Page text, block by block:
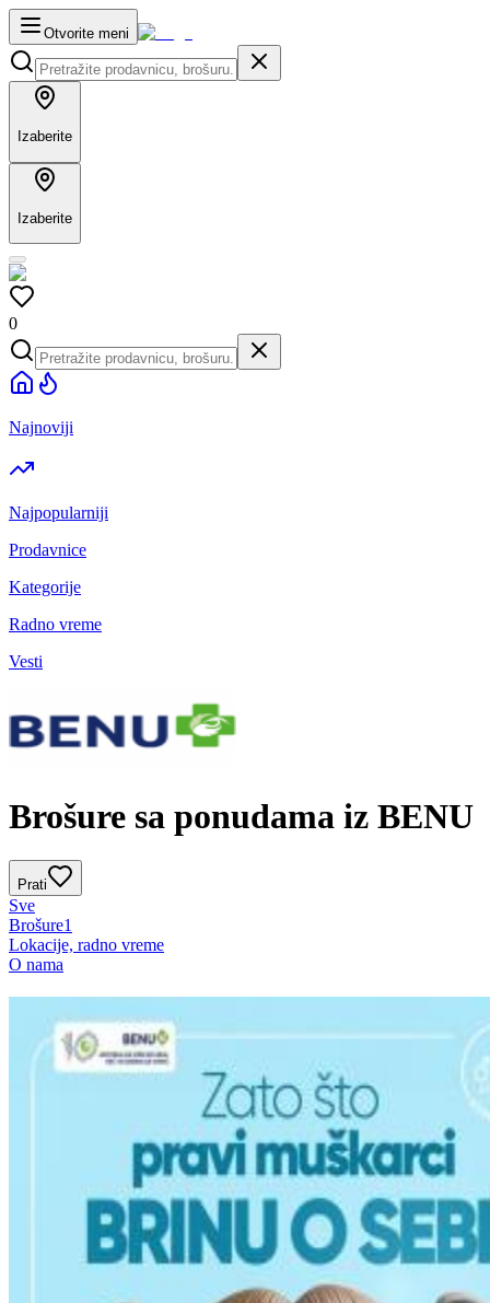
Otvorite meni
Izaberite
Izaberite
0
Najnoviji
Najpopularniji
Prodavnice
Kategorije
Radno vreme
Vesti
Brošure sa ponudama iz BENU
Prati
Sve
Brošure1
Lokacije, radno vreme
O nama